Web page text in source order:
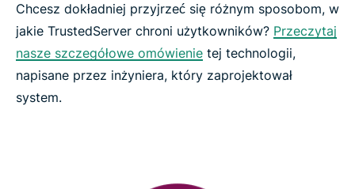
Chcesz dokładniej przyjrzeć się różnym sposobom, w
jakie TrustedServer chroni użytkowników? Przeczytaj
nasze szczegółowe omówienie tej technologii,
napisane przez inżyniera, który zaprojektował
system.